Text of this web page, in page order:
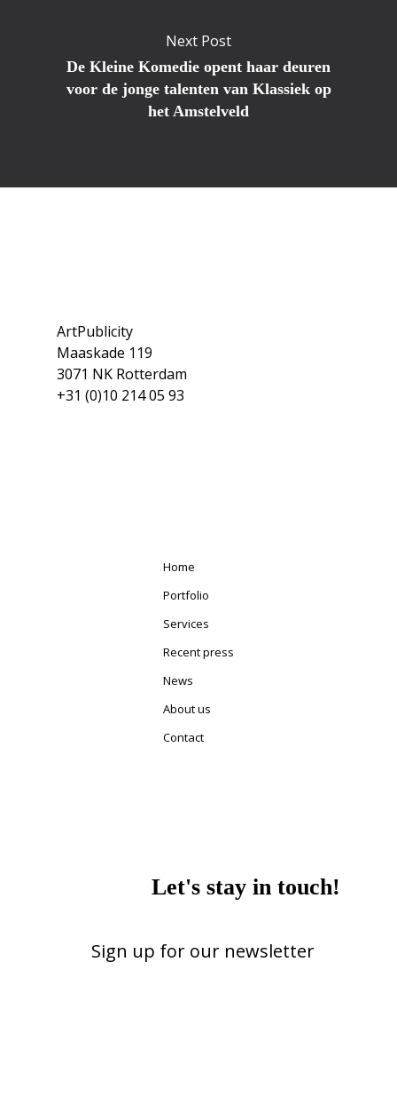
Next Post
De Kleine Komedie opent haar deuren
voor de jonge talenten van Klassiek op
het Amstelveld
ArtPublicity
Maaskade 119
3071 NK Rotterdam
+31 (0)10 214 05 93
Home
Portfolio
Services
Recent press
News
About us
Contact
Let's stay in touch!
Sign up for our newsletter